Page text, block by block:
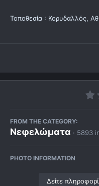
Τοποθεσία : Κορυδαλλός,
FROM THE CATEGORY:
Νεφελώματα · 5893
PHOTO INFORMATION
Δείτε